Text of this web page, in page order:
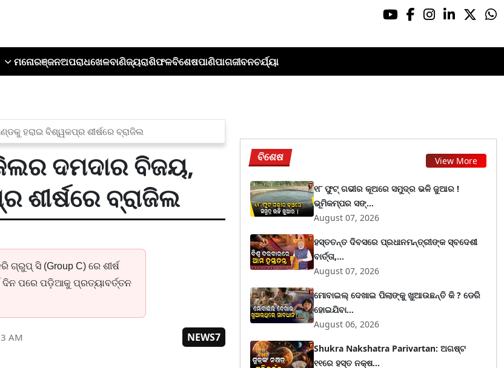
ମନୋରଞ୍ଜନଅପରାଧଖେଳବାଣିଜ୍ୟରାଶିଫଳବିଶେଷପାଣିପାଗଜୀବନଚର୍ଯ୍ୟା
ହରାଇ ବିଶ୍ୱକପ୍‌ର ଶୀର୍ଷରେ ବ୍ରାଜିଲ
ଦମଦାର ବିଜୟ,
ବ୍ରାଜିଲ
ସି (Group C) ରେ ଶୀର୍ଷ
ଦିନ ପରେ ପଡ଼ିଆକୁ ପ୍ରତ୍ୟାବର୍ତ୍ତନ
AM
NEWS7
ବିଶେଷ View More
୧୮ ଫୁଟ୍ ଗଭୀର କୂଅରେ ସମୁଦ୍ର ଭଳି ଜୁଆର !
ଭୂମିକମ୍ପର ସଙ୍...
August 07, 2026
ହସ୍ତତନ୍ତ ଦିବସରେ ପ୍ରଧାନମନ୍ତ୍ରୀଙ୍କ ସ୍ବଦେଶୀ
ବାର୍ତ୍ତା,...
August 07, 2026
ମୋବାଇଲ୍ ଦେଖାଇ ପିଲାଙ୍କୁ ଖୁଆଉଛନ୍ତି କି ? ଡେରି
ହୋଇଯିବା...
August 06, 2026
Shukra Nakshatra Parivartan: ଅଗଷ୍ଟ
୧୧ରେ ହସ୍ତ ନକ୍ଷ...